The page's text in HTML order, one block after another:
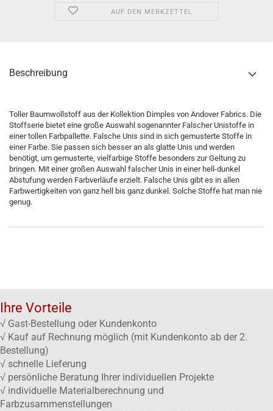
AUF DEN MERKZETTEL
Beschreibung
Toller Baumwollstoff aus der Kollektion Dimples von Andover Fabrics. Die
Stoffserie bietet eine große Auswahl sogenannter Falscher Unistoffe in
einer tollen Farbpallette. Falsche Unis sind in sich gemusterte Stoffe in
einer Farbe. Sie passen sich besser an als glatte Unis und werden
benötigt, um gemusterte, vielfarbige Stoffe besonders zur Geltung zu
bringen. Mit einer großen Auswahl falscher Unis in einer hell-dunkel
Abstufung werden Farbverläufe erzielt. Falsche Unis gibt es in allen
Farbwertigkeiten von ganz hell bis ganz dunkel. Solche Stoffe hat man nie
genug.
Ihre Vorteile
√ Gast-Bestellung oder Kundenkonto
√ Kauf auf Rechnung möglich (mit Kundenkonto ab der 2.
Bestellung)
√ schnelle Lieferung
√ persönliche Beratung Ihrer individuellen Projekte
√ individuelle Materialberechnung und
Farbzusammenstellungen